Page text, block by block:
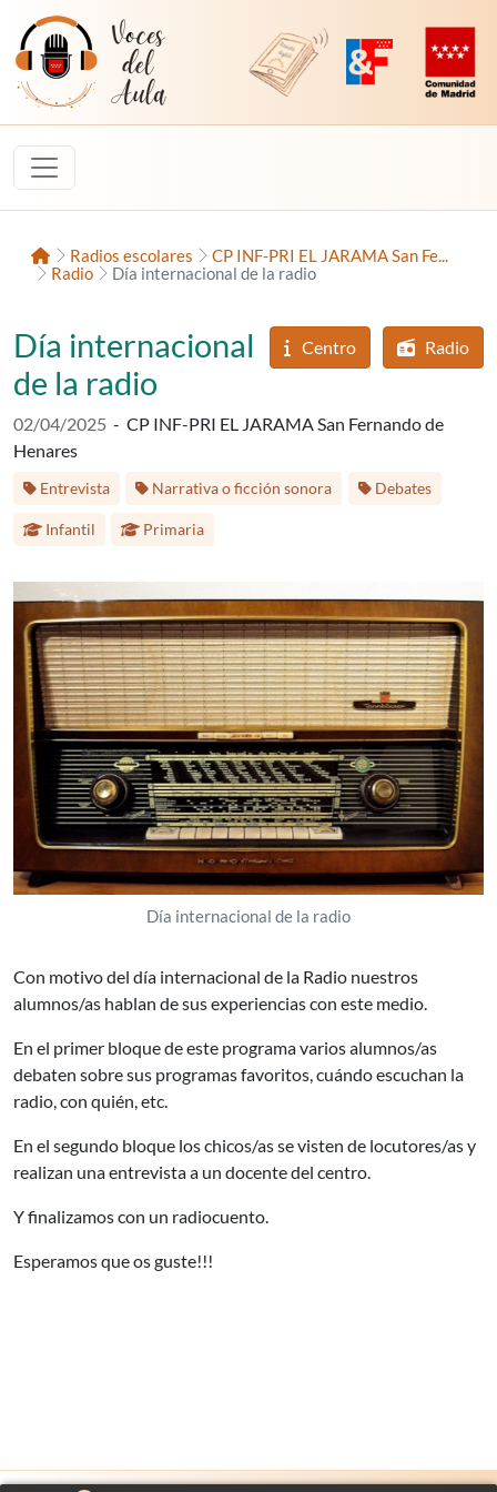
Saltar al contenido
Voces del Aula
Revista Digital de EducaMadrid
Plataforma de
InicioRadios escolares
CP INF-PRI EL JARAMA San Fe...
Radio
Día internacional de la radio
Centro Radio
Día internacional
de la radio
Fecha de publicación:
02/04/2025 - CP INF-PRI EL JARAMA San Fernando de
Henares
Etiquetas:
Entrevista Narrativa o ficción sonora Debates
Infantil Primaria
Día internacional de la radio
Con motivo del día internacional de la Radio nuestros
alumnos/as hablan de sus experiencias con este medio.
En el primer bloque de este programa varios alumnos/as
debaten sobre sus programas favoritos, cuándo escuchan la
radio, con quién, etc.
En el segundo bloque los chicos/as se visten de locutores/as y
realizan una entrevista a un docente del centro.
Y finalizamos con un radiocuento.
Esperamos que os guste!!!